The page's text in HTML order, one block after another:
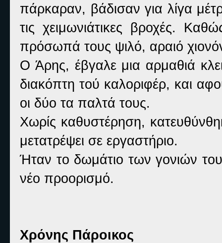
πάρκαραν, βάδισαν για λίγα
τις χειμωνιάτικες βροχές.
πρόσωπά τους ψιλό, αραιό
Ο Άρης, έβγαλε μια αρμαθιά
διακόπτη τού καλοριφέρ, και
οι δύο τα παλτά τους.
Χωρίς καθυστέρηση,
μετατρέψει σε εργαστήριο.
Ήταν το δωμάτιο των γονιών
νέο προορισμό.
Χρόνης Πάροικος